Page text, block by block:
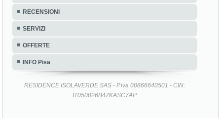
RECENSIONI
SERVIZI
OFFERTE
INFO Pisa
RESIDENCE ISOLAVERDE SAS - P.iva 00866640501 - CIN:
IT050026B4ZKASC7AP